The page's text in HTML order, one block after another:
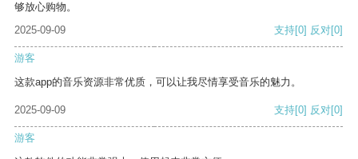
够放心购物。
2025-09-09
支持[0] 反对[0]
游客
这款app的音乐资源非常优质，可以让我尽情享受音乐的魅力。
2025-09-09 支持[0] 反对[0]
游客